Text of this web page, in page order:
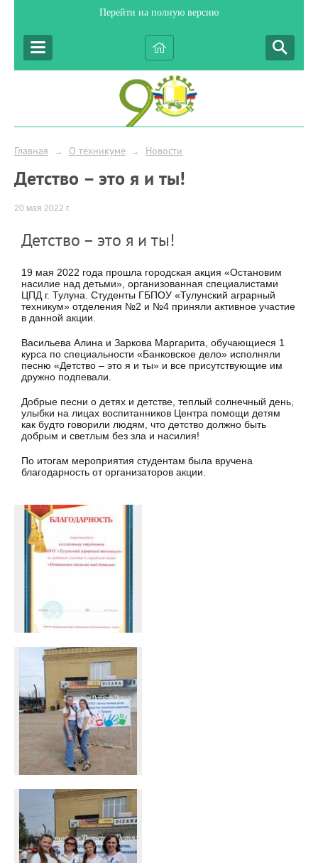
Перейти на полную версию
Главная → О техникуме → Новости
Детство – это я и ты!
20 мая 2022 г.
Детство – это я и ты!
19 мая 2022 года прошла городская акция «Остановим
насилие над детьми», организованная специалистами
ЦПД г. Тулуна. Студенты ГБПОУ «Тулунский аграрный
техникум» отделения №2 и №4 приняли активное участие
в данной акции.
Васильева Алина и Заркова Маргарита, обучающиеся 1
курса по специальности «Банковское дело» исполняли
песню «Детство – это я и ты» и все присутствующие им
дружно подпевали.
Добрые песни о детях и детстве, теплый солнечный день,
улыбки на лицах воспитанников Центра помощи детям
как будто говорили людям, что детство должно быть
добрым и светлым без зла и насилия!
По итогам мероприятия студентам была вручена
благодарность от организаторов акции.